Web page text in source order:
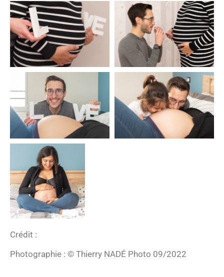
Crédit :
Photographie : © Thierry NADÉ Photo 09/2022